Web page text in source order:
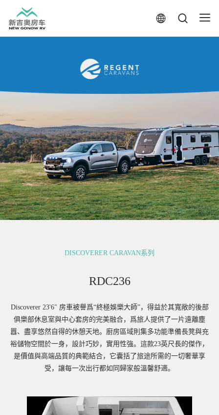
DISCOVERER CARAVAN系列
RDC236
Discoverer 23'6" 房車被譽爲“終極娛樂大師”，得益於其寬敞的後部
俱樂部休息室與中心套房的完美融合，爲旅人提供了一片遠離塵
囂、盡享悠然自得的休憩天地。廚房區域則集多功能準備長凳與充
裕儲物空間於一身，設計巧妙，實用性強。這款23英尺長的傑作，
是價值與高端品質的典範結合，它囊括了旅途所需的一切奢華享
受，讓每一次出行都如同歸家般溫馨舒適。